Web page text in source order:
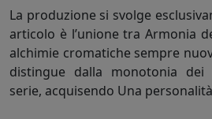
La produzione si svolge
articolo è l’unione tra Armonia
alchimie cromatiche sempre
distingue dalla monotonia
serie, acquisendo Una